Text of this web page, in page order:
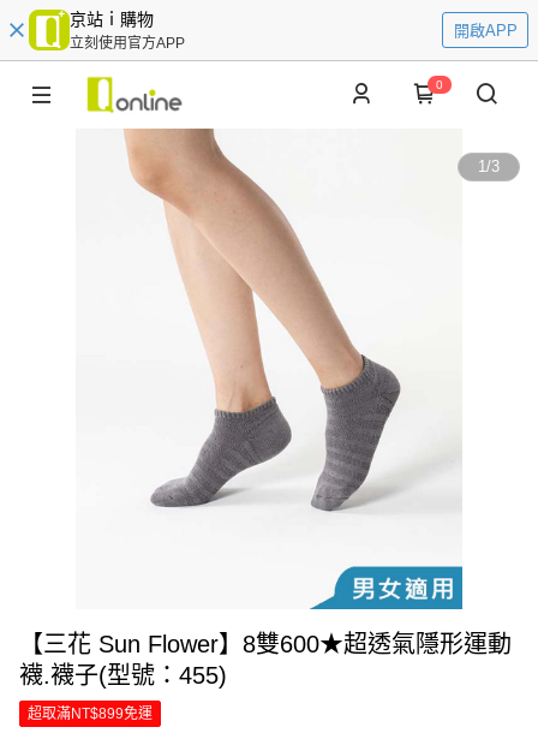
京站ｉ購物
立刻使用官方APP
開啟APP
0
1/3
【三花 Sun Flower】8雙600★超透氣隱形運動
襪.襪子(型號：455)
超取滿NT$899免運